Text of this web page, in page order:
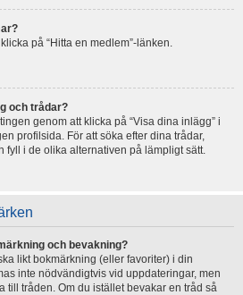
på “Hitta en medlem”-länken.
och trådar?
genom att klicka på “Visa dina inlägg” i
profilsida. För att söka efter dina trådar,
fyll i de olika alternativen på lämpligt sätt.
och bevakning?
likt bokmärkning (eller favoriter) i din
inte nödvändigtvis vid uppdateringar, men
till tråden. Om du istället bevakar en tråd så